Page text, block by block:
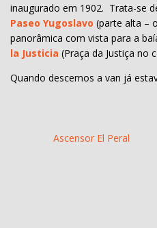
inaugurado em 1902. Trata-se
Paseo Yugoslavo (parte alta –
panorâmica com vista para a
la Justicia (Praça da Justiça no
Quando descemos a van já
Ascensor El Peral